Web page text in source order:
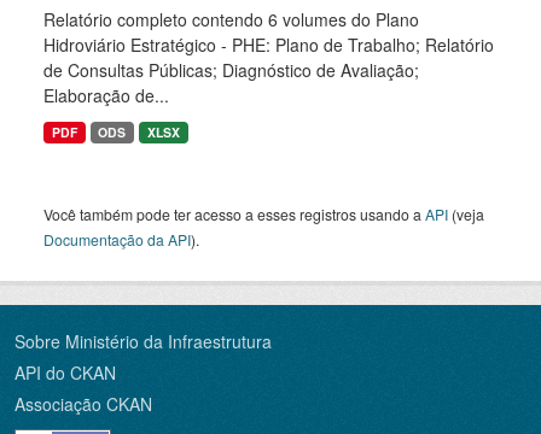
Relatório completo contendo 6 volumes do Plano
Hidroviário Estratégico - PHE: Plano de Trabalho; Relatório
de Consultas Públicas; Diagnóstico de Avaliação;
Elaboração de...
PDF ODS XLSX
Você também pode ter acesso a esses registros usando a API (veja
Documentação da API).
Sobre Ministério da Infraestrutura
API do CKAN
Associação CKAN